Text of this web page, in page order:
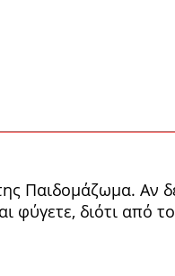
Παιδομάζωμα. Αν
φύγετε, διότι από